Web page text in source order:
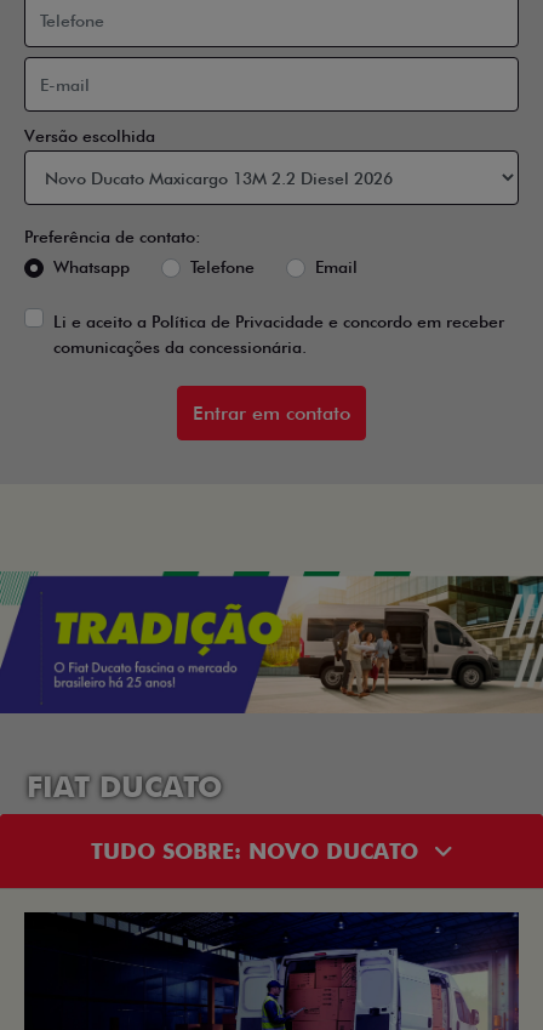
Versão escolhida
Preferência de contato:
Whatsapp
Telefone Email
Li e aceito a Política de Privacidade e concordo em receber
comunicações da concessionária.
Entrar em contato
FIAT DUCATO
TUDO SOBRE: NOVO DUCATO